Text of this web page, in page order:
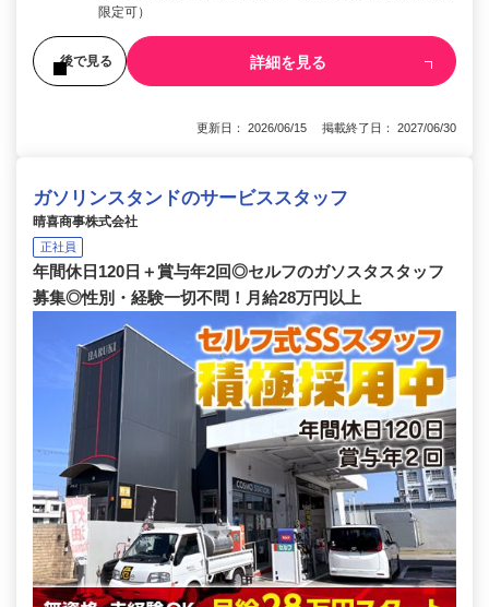
限定可）
後で見る 詳細を見る
更新日： 2026/06/15 掲載終了日： 2027/06/30
ガソリンスタンドのサービススタッフ
晴喜商事株式会社
正社員
年間休日120日＋賞与年2回◎セルフのガソスタスタッフ
募集◎性別・経験一切不問！月給28万円以上